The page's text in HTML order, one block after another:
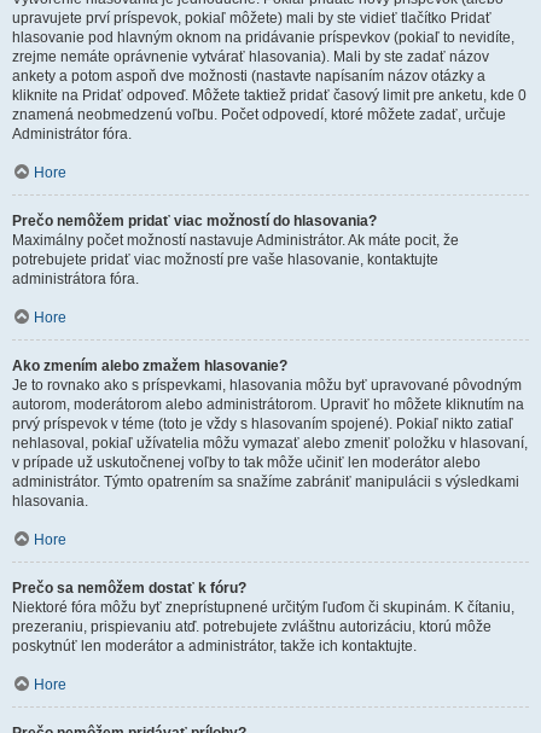
upravujete prví príspevok, pokiaľ môžete) mali by ste vidieť tlačítko Pridať
hlasovanie pod hlavným oknom na pridávanie príspevkov (pokiaľ to nevidíte,
zrejme nemáte oprávnenie vytvárať hlasovania). Mali by ste zadať názov
ankety a potom aspoň dve možnosti (nastavte napísaním názov otázky a
kliknite na Pridať odpoveď. Môžete taktiež pridať časový limit pre anketu, kde 0
znamená neobmedzenú voľbu. Počet odpovedí, ktoré môžete zadať, určuje
Administrátor fóra.
Hore
Prečo nemôžem pridať viac možností do hlasovania?
Maximálny počet možností nastavuje Administrátor. Ak máte pocit, že
potrebujete pridať viac možností pre vaše hlasovanie, kontaktujte
administrátora fóra.
Hore
Ako zmením alebo zmažem hlasovanie?
Je to rovnako ako s príspevkami, hlasovania môžu byť upravované pôvodným
autorom, moderátorom alebo administrátorom. Upraviť ho môžete kliknutím na
prvý príspevok v téme (toto je vždy s hlasovaním spojené). Pokiaľ nikto zatiaľ
nehlasoval, pokiaľ užívatelia môžu vymazať alebo zmeniť položku v hlasovaní,
v prípade už uskutočnenej voľby to tak môže učiniť len moderátor alebo
administrátor. Týmto opatrením sa snažíme zabrániť manipulácii s výsledkami
hlasovania.
Hore
Prečo sa nemôžem dostať k fóru?
Niektoré fóra môžu byť zneprístupnené určitým ľuďom či skupinám. K čítaniu,
prezeraniu, prispievaniu atď. potrebujete zvláštnu autorizáciu, ktorú môže
poskytnúť len moderátor a administrátor, takže ich kontaktujte.
Hore